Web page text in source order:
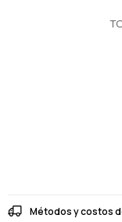
Métodos y costos